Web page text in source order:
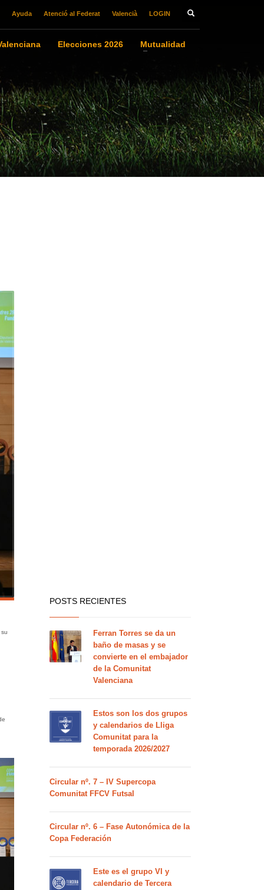
Ayuda Atenció al Federat Valencià LOGIN
Elecciones 2026 Mutualidad
POSTS RECIENTES
Ferran Torres se da un
baño de masas y se
convierte en el embajador
de la Comunitat
Valenciana
Estos son los dos grupos
y calendarios de Lliga
Comunitat para la
temporada 2026/2027
Circular nº. 7 – IV Supercopa
Comunitat FFCV Futsal
Circular nº. 6 – Fase Autonómica de la
Copa Federación
Este es el grupo VI y
calendario de Tercera